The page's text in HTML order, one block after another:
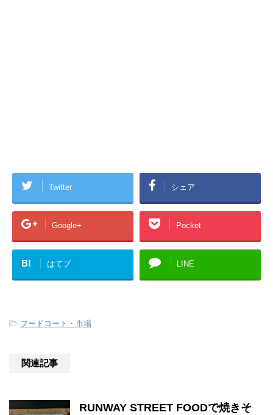
Twitter シェア
Google+ Pocket
B! はてブ LINE
-フードコート・市場
関連記事
RUNWAY STREET FOODで焼きそ